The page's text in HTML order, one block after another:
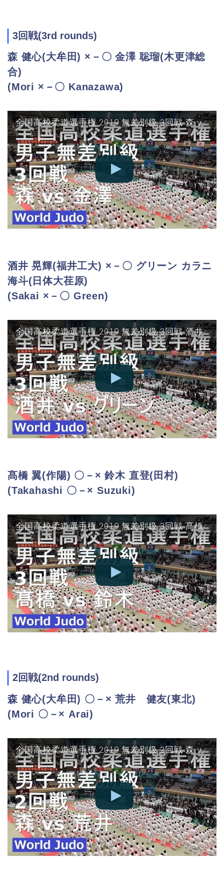
3回戦(3rd rounds)
森 健心(大牟田) ×－〇 金澤 聡瑠(木更津総
合)
(Mori ×－〇 Kanazawa)
全国高校柔道選手権 2019 無差別級 3回戦 森 vs 金澤 JUDO
酒井 晃輝(福井工大) ×－〇 グリーン カラニ
海斗(日体大荏原)
(Sakai ×－〇 Green)
全国高校柔道選手権 2019 無差別級 3回戦 酒井 vs グリーン JUDO
髙橋 翼(作陽) 〇－× 鈴木 直登(田村)
(Takahashi 〇－× Suzuki)
全国高校柔道選手権 2019 無差別級 3回戦 髙橋 vs 鈴木 JUDO
2回戦(2nd rounds)
森 健心(大牟田) 〇－× 荒井 健友(東北)
(Mori 〇－× Arai)
全国高校柔道選手権 2019 無差別級 2回戦 森 vs 荒井 JUDO